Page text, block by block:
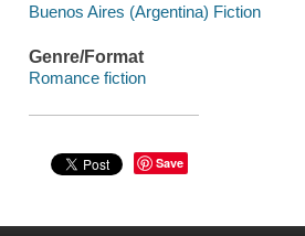
Buenos Aires (Argentina) Fiction
Genre/Format
Romance fiction
Save